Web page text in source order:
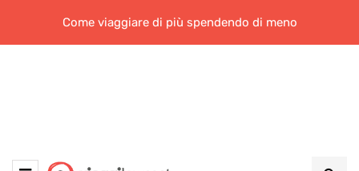
Come viaggiare di più spendendo di meno